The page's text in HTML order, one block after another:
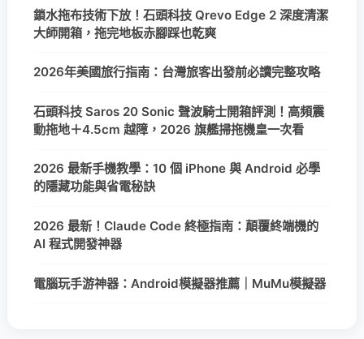
鎖水拖布技術下放！石頭科技 Qrevo Edge 2 深度清潔
大師開箱，拖完地板赤腳踩也乾爽
2026年美國旅行指南：台灣旅客出發前必讀完整攻略
石頭科技 Saros 20 Sonic 聲波騎士開箱評測！高頻震
動拖地＋4.5cm 越障，2026 旗艦掃拖機皇一次看
2026 最新手機教學：10 個 iPhone 與 Android 必學
的隱藏功能與省電秘訣
2026 最新！Claude Code 終極指南：顛覆終端機的
AI 程式開發神器
電腦玩手游神器：Android模擬器推薦｜MuMu模擬器